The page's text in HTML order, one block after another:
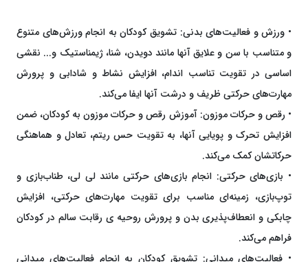
• ورزش و فعالیت‌های بدنی: تشویق کودکان به انجام ورزش‌های متنوع
و متناسب با سن و علایق آنها مانند دویدن، شنا، ژیمناستیک و... نقشی
اساسی در تقویت تناسب اندام، افزایش نشاط و شادابی و پرورش
مهارت‌های حرکتی ظریف و درشت آنها ایفا می‌کند.
• رقص و حرکات موزون: آموزش رقص و حرکات موزون به کودکان، ضمن
افزایش تحرک و پویایی آنها، به تقویت حس ریتم، تعادل و هماهنگی
حرکاتشان کمک می‌کند.
• بازی‌های حرکتی: انجام بازی‌های حرکتی مانند لی لی، طناب‌بازی و
توپ‌بازی، زمینه‌ای مناسب برای تقویت مهارت‌های حرکتی، افزایش
چابکی و انعطاف‌پذیری بدن و پرورش روحیه ی رقابت سالم در کودکان
فراهم می‌کند.
• فعالیت‌های میدانی: تشویق کودکان به انجام فعالیت‌های میدانی